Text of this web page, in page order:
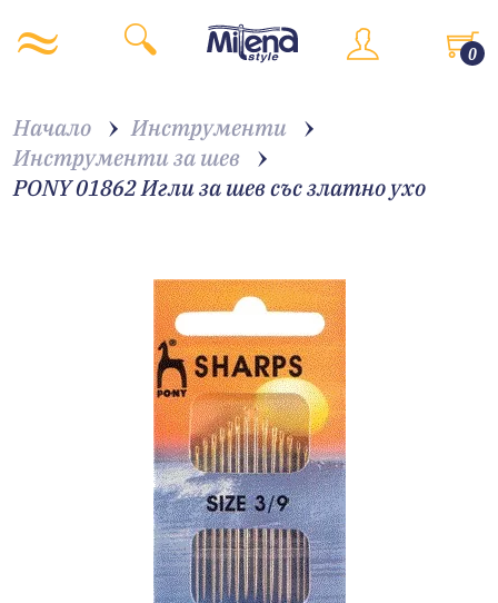
0
Начало
Инструменти
Инструменти за шев
PONY 01862 Игли за шев със златно ухо